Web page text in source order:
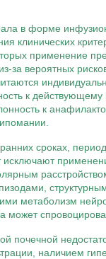
в форме
клинических
применение
за вероятных
к
к
сроках,
исключают
метаболизм
может
почечной
наличием